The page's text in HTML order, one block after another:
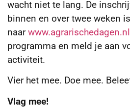
wacht niet te lang. De
binnen en over twee weken
naarwww.agrarischedagen.nl
programma en meld je aan
activiteit.
Vier het mee. Doe mee.
Vlag mee!